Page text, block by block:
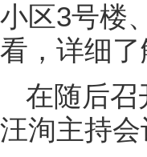
小区3号楼
看，详细
在随后召
汪洵主持会